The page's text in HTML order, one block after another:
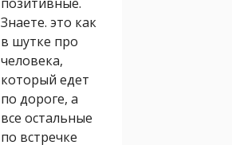
Знаете. это как
в шутке про
человека,
который едет
по дороге, а
все остальные
по встречке